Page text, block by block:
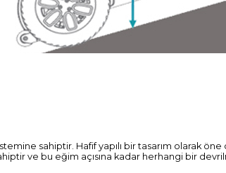
sahiptir. Hafif yapılı bir tasarım olarak
ve bu eğim açısına kadar herhangi bir